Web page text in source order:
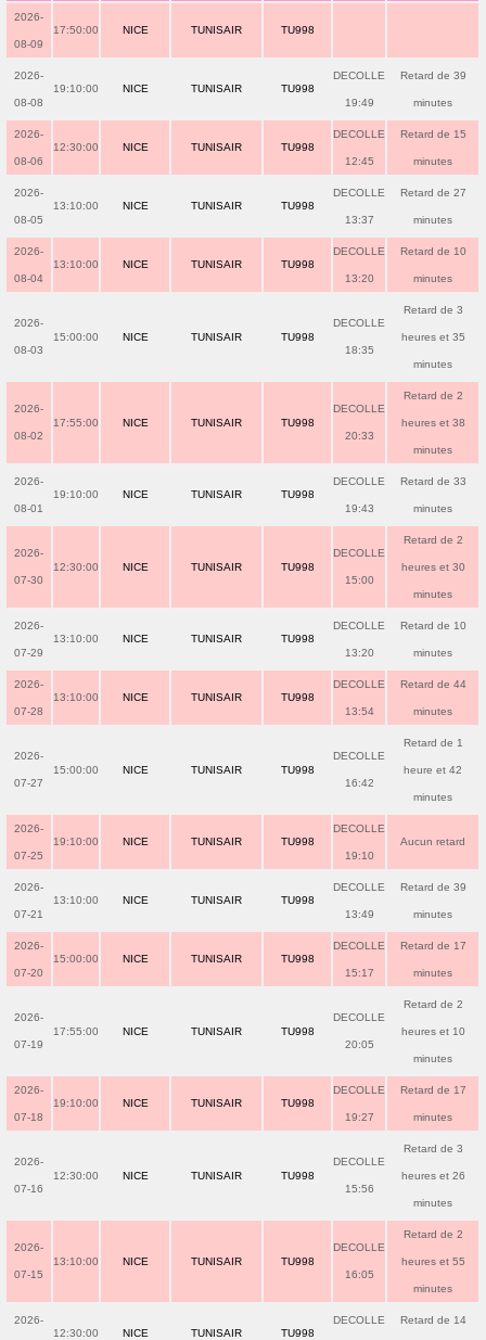
2026-
08-09
17:50:00 NICE TUNISAIR TU998
2026-
08-08
19:10:00 NICE TUNISAIR TU998
DECOLLE
19:49
Retard de 39
minutes
2026-
08-06
12:30:00 NICE TUNISAIR TU998
DECOLLE
12:45
Retard de 15
minutes
2026-
08-05
13:10:00 NICE TUNISAIR TU998
DECOLLE
13:37
Retard de 27
minutes
2026-
08-04
13:10:00 NICE TUNISAIR TU998
DECOLLE
13:20
Retard de 10
minutes
2026-
08-03
15:00:00 NICE TUNISAIR TU998
DECOLLE
18:35
Retard de 3
heures et 35
minutes
2026-
08-02
17:55:00 NICE TUNISAIR TU998
DECOLLE
20:33
Retard de 2
heures et 38
minutes
2026-
08-01
19:10:00 NICE TUNISAIR TU998
DECOLLE
19:43
Retard de 33
minutes
2026-
07-30
12:30:00 NICE TUNISAIR TU998
DECOLLE
15:00
Retard de 2
heures et 30
minutes
2026-
07-29
13:10:00 NICE TUNISAIR TU998
DECOLLE
13:20
Retard de 10
minutes
2026-
07-28
13:10:00 NICE TUNISAIR TU998
DECOLLE
13:54
Retard de 44
minutes
2026-
07-27
15:00:00 NICE TUNISAIR TU998
DECOLLE
16:42
Retard de 1
heure et 42
minutes
2026-
07-25
19:10:00 NICE TUNISAIR TU998
DECOLLE
19:10
Aucun retard
2026-
07-21
13:10:00 NICE TUNISAIR TU998
DECOLLE
13:49
Retard de 39
minutes
2026-
07-20
15:00:00 NICE TUNISAIR TU998
DECOLLE
15:17
Retard de 17
minutes
2026-
07-19
17:55:00 NICE TUNISAIR TU998
DECOLLE
20:05
Retard de 2
heures et 10
minutes
2026-
07-18
19:10:00 NICE TUNISAIR TU998
DECOLLE
19:27
Retard de 17
minutes
2026-
07-16
12:30:00 NICE TUNISAIR TU998
DECOLLE
15:56
Retard de 3
heures et 26
minutes
2026-
07-15
13:10:00 NICE TUNISAIR TU998
DECOLLE
16:05
Retard de 2
heures et 55
minutes
2026-
12:30:00 NICE TUNISAIR TU998
DECOLLE Retard de 14